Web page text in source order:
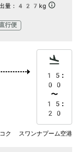
量： 427kg
行便
15:
00
〜
15:
20
ク スワンナプーム空港